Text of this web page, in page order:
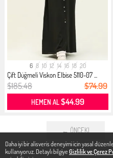
Daha iyi bir alisveris deneyimi icin yasal
kullanıyoruz. Detaylı bilgiye Gizlilik ve Çerez
6 8 10 12 14 16 18 20
Çift Düğmeli Viskon Elbise 5110-07 ...
$185.48 $74.99
HEMEN AL$44.99
← ÖNCEKI